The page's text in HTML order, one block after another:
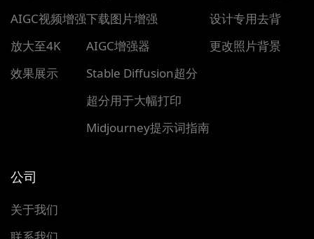
AIGC视频增强
放大至4K
效果展示
下载图片增强
AIGC增强器
Stable Diffusion超分
超分用于大幅打印
Midjourney提示词指南
设计专用去背
更改照片背景
公司
关于我们